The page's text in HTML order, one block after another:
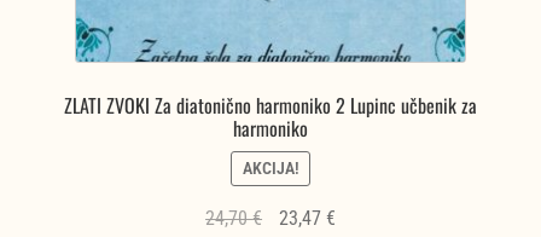
ZLATI ZVOKI Za diatonično harmoniko 2 Lupinc učbenik za
harmoniko
AKCIJA!
24,70€
Izvirna
23,47 €Trenutna